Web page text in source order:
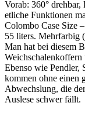
Vorab: 360°
etliche Funktionen
Colombo Case Size
55 liters. Mehrfarbig
Man hat bei diesem
Weichschalenkoffern
Ebenso wie Pendler,
kommen ohne einen
Abwechslung, die
Auslese schwer fällt.